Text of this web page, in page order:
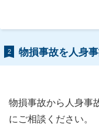
2 物損事故を人身
物損事故から人身事
にご相談ください。